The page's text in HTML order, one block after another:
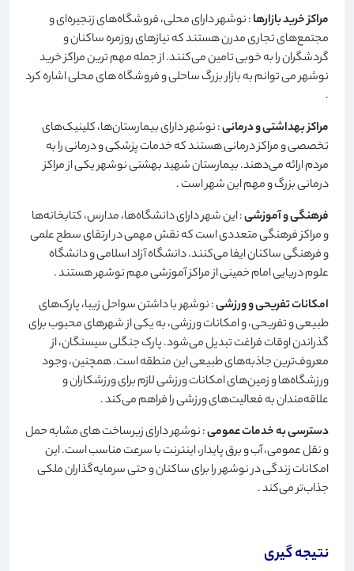
مراکز خرید بازارها: نوشهر دارای محلی، فروشگاه‌های زنجیره‌ای و
مجتمع‌های تجاری مدرن هستند که نیازهای روزمره ساکنان و
گردشگران را به خوبی تامین می‌کنند. از جمله مهم ترین مراکز خرید
نوشهر می توانم به بازار بزرگ ساحلی و فروشگاه های محلی اشاره کرد
.
مراکز بهداشتی و درمانی: نوشهر دارای بیمارستان‌ها، کلینیک‌های
تخصصی و مراکز درمانی هستند که خدمات پزشکی و درمانی را به
مردم ارائه می‌دهند. بیمارستان شهید بهشتی نوشهر یکی از مراکز
درمانی بزرگ و مهم این شهر است.
فرهنگی و آموزشی: این شهر دارای دانشگاه‌ها، مدارس، کتابخانه‌ها
و مراکز فرهنگی متعددی است که نقش مهمی در ارتقای سطح علمی
و فرهنگی ساکنان ایفا می‌کنند. دانشگاه آزاد اسلامی و دانشگاه
علوم دریایی امام خمینی از مراکز آموزشی مهم نوشهر هستند.
امکانات تفریحی و ورزشی: نوشهر با داشتن سواحل زیبا، پارک‌های
طبیعی و تفریحی، و امکانات ورزشی، به یکی از شهرهای محبوب برای
گذراندن اوقات فراغت تبدیل می‌شود. پارک جنگلی سیسنگان، از
معروف‌ترین جاذبه‌های طبیعی این منطقه است. همچنین، وجود
ورزشگاه‌ها و زمین‌های امکانات ورزشی لازم برای ورزشکاران و
علاقه‌مندان به فعالیت‌های ورزشی را فراهم می‌کند.
دسترسی به خدمات عمومی: نوشهر دارای زیرساخت های مشابه حمل
و نقل عمومی، آب و برق پایدار، اینترنت با سرعت مناسب است. این
امکانات زندگی در نوشهر را برای ساکنان و حتی سرمایه‌گذاران ملکی
جذاب‌تر می‌کند.
نتیجه گیری